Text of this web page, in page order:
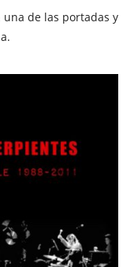
una de las portadas y